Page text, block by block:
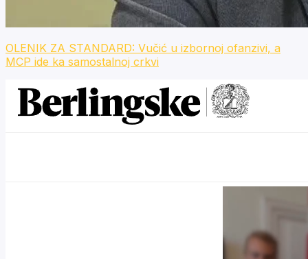
OLENIK ZA STANDARD: Vučić u izbornoj ofanzivi, a
MCP ide ka samostalnoj crkvi